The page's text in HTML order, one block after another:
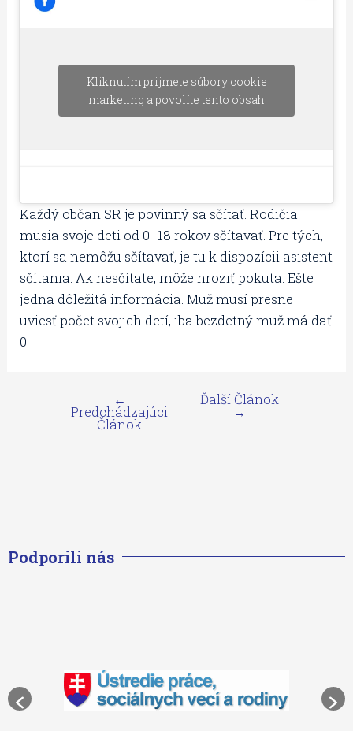
Kliknutím prijmete súbory cookie
marketing a povolíte tento obsah
Každý občan SR je povinný sa sčítať. Rodičia
musia svoje deti od 0- 18 rokov sčítavať. Pre tých,
ktorí sa nemôžu sčítavať, je tu k dispozícii asistent
sčítania. Ak nesčítate, môže hroziť pokuta. Ešte
jedna dôležitá informácia. Muž musí presne
uviesť počet svojich detí, iba bezdetný muž má dať
0.
←
Predchádzajúci
Článok
Ďalší Článok
→
Podporili nás